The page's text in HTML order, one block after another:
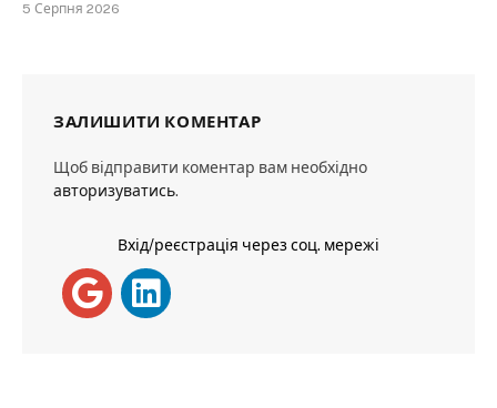
5 Серпня 2026
ЗАЛИШИТИ КОМЕНТАР
Щоб відправити коментар вам необхідно
авторизуватись.
Вхід/реєстрація через соц. мережі